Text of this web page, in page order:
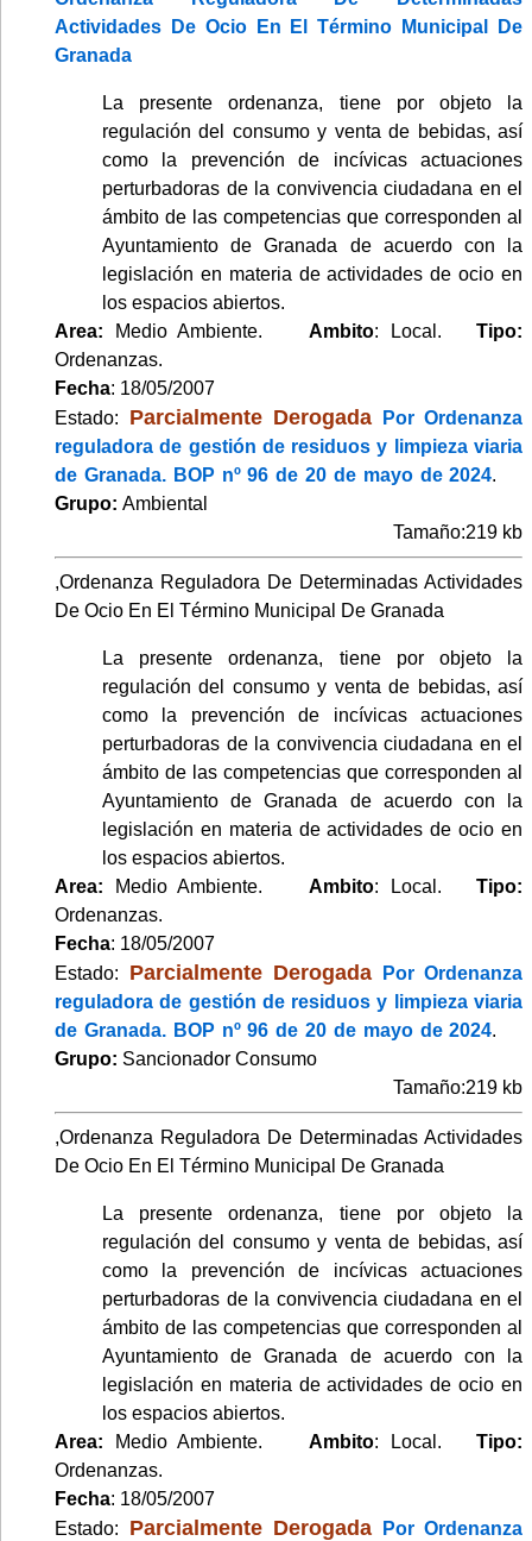
Actividades De Ocio En El Término Municipal De
Granada
La presente ordenanza, tiene por objeto la
regulación del consumo y venta de bebidas, así
como la prevención de incívicas actuaciones
perturbadoras de la convivencia ciudadana en el
ámbito de las competencias que corresponden al
Ayuntamiento de Granada de acuerdo con la
legislación en materia de actividades de ocio en
los espacios abiertos.
Area: Medio Ambiente.Ambito: Local.Tipo:
Ordenanzas.
Fecha: 18/05/2007
Estado: Parcialmente Derogada
Por Ordenanza
reguladora de gestión de residuos y limpieza viaria
de Granada. BOP nº 96 de 20 de mayo de 2024.
Grupo: Ambiental
Tamaño:219 kb
,Ordenanza Reguladora De Determinadas Actividades
De Ocio En El Término Municipal De Granada
La presente ordenanza, tiene por objeto la
regulación del consumo y venta de bebidas, así
como la prevención de incívicas actuaciones
perturbadoras de la convivencia ciudadana en el
ámbito de las competencias que corresponden al
Ayuntamiento de Granada de acuerdo con la
legislación en materia de actividades de ocio en
los espacios abiertos.
Area: Medio Ambiente.Ambito: Local.Tipo:
Ordenanzas.
Fecha: 18/05/2007
Estado: Parcialmente Derogada
Por Ordenanza
reguladora de gestión de residuos y limpieza viaria
de Granada. BOP nº 96 de 20 de mayo de 2024.
Grupo: Sancionador Consumo
Tamaño:219 kb
,Ordenanza Reguladora De Determinadas Actividades
De Ocio En El Término Municipal De Granada
La presente ordenanza, tiene por objeto la
regulación del consumo y venta de bebidas, así
como la prevención de incívicas actuaciones
perturbadoras de la convivencia ciudadana en el
ámbito de las competencias que corresponden al
Ayuntamiento de Granada de acuerdo con la
legislación en materia de actividades de ocio en
los espacios abiertos.
Area: Medio Ambiente.Ambito: Local.Tipo:
Ordenanzas.
Fecha: 18/05/2007
Estado: Parcialmente Derogada
Por Ordenanza